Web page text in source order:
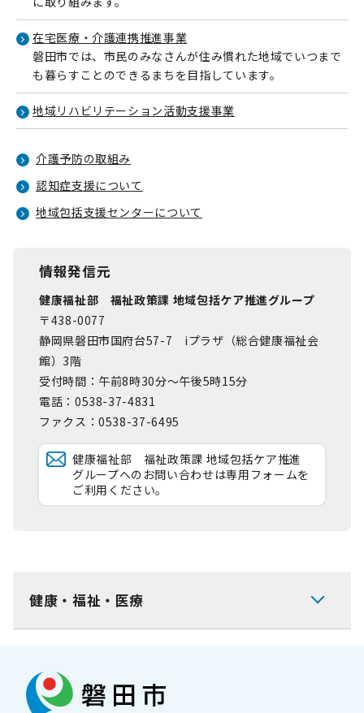
在宅医療・介護連携推進事業
磐田市では、市民のみなさんが住み慣れた地域でいつまで
も暮らすことのできるまちを目指しています。
地域リハビリテーション活動支援事業
介護予防の取組み
認知症支援について
地域包括支援センターについて
情報発信元
健康福祉部 福祉政策課 地域包括ケア推進グループ
〒438-0077
静岡県磐田市国府台57-7 iプラザ（総合健康福祉会
館）3階
受付時間：午前8時30分～午後5時15分
電話：0538-37-4831
ファクス：0538-37-6495
健康福祉部 福祉政策課 地域包括ケア推進
グループへのお問い合わせは専用フォームを
ご利用ください。
健康・福祉・医療